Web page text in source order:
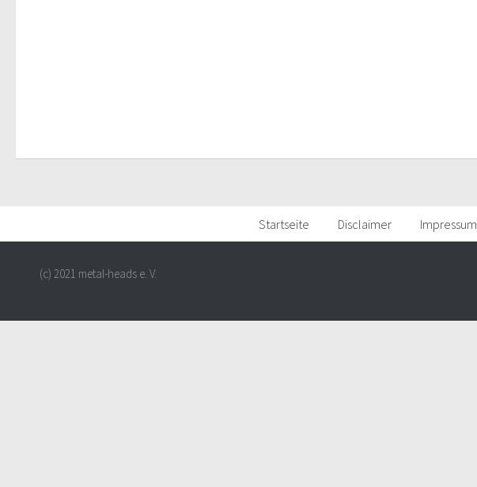
Startseite Disclaimer Impressum
(c) 2021 metal-heads e. V.